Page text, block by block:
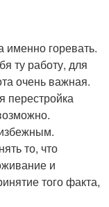
именно горевать.
ту работу, для
очень важная.
перестройка
то, что
и
того факта,